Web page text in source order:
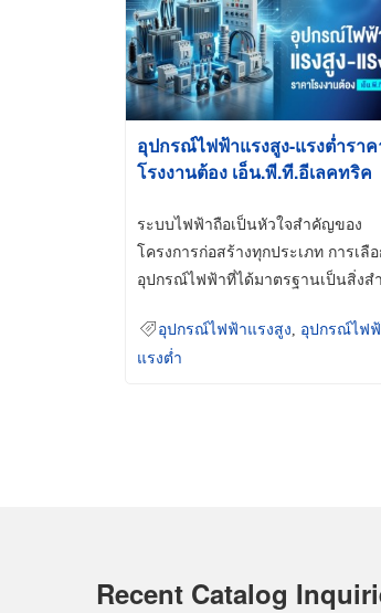
อุปกรณ์ไฟฟ้าแรงสูง-แรงต่ำรา
โรงงานต้อง เอ็น.พี.ที.อีเลคทริค
ระบบไฟฟ้าถือเป็นหัวใจสำคัญของ
โครงการก่อสร้างทุกประเภท การเลื
อุปกรณ์ไฟฟ้าที่ได้มาตรฐานเป็นสิ่งส
อุปกรณ์ไฟฟ้าแรงสูง
อุปกรณ์ไฟ
แรงต่ำ
Recent Catalog